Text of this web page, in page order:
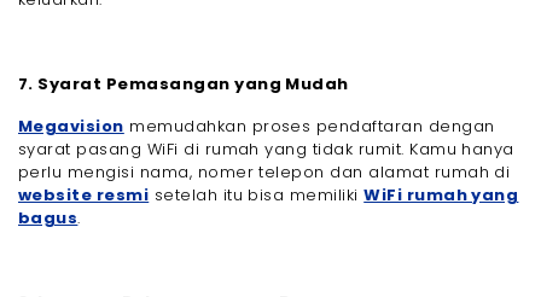
7. Syarat Pemasangan yang Mudah
Megavision memudahkan proses pendaftaran dengan
syarat pasang WiFi di rumah yang tidak rumit. Kamu hanya
perlu mengisi nama, nomer telepon dan alamat rumah di
website resmi setelah itu bisa memilikiWiFi rumah yang
bagus.